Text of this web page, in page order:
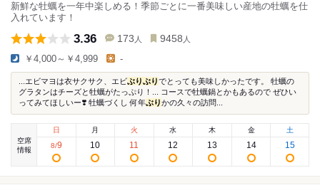
新鮮な牡蠣を一年中楽しめる！季節ごとに一番美味しい産地の牡蠣を仕
入れています！
3.36 173 人 9458 人
￥4,000～￥4,999 -
...エビマヨは衣サクサク、エビぶりぶりでとっても美味しかったです。 牡蠣の
グラタンはチーズと牡蠣がたっぷり！...⁡ コースで牡蠣鍋とかもあるので ぜひい
ってみてほしいー❣️ 牡蠣づくし 何年ぶりかの久々の訪問...
空席
情報
日
8/9
月
10
火
11
水
12
木
13
金
14
土
15